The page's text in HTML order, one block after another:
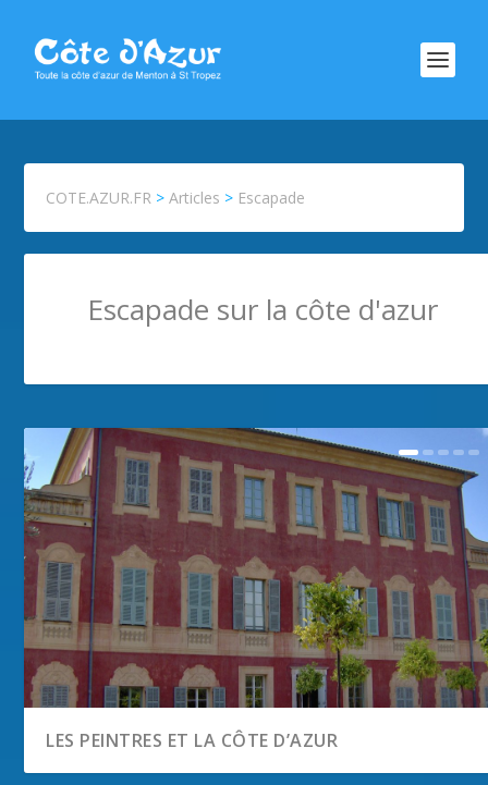
COTE.AZUR.FR >Articles > Escapade
Escapade sur la côte d'azur
LES PEINTRES ET LA CÔTE D’AZUR